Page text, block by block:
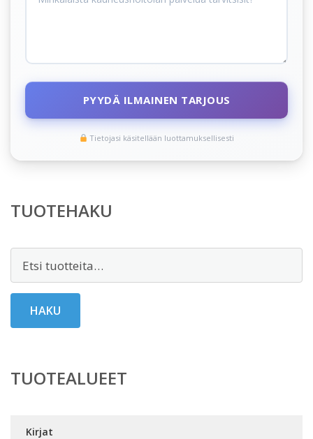
PYYDÄ ILMAINEN TARJOUS
Tietojasi käsitellään luottamuksellisesti
TUOTEHAKU
HAKU
TUOTEALUEET
Kirjat